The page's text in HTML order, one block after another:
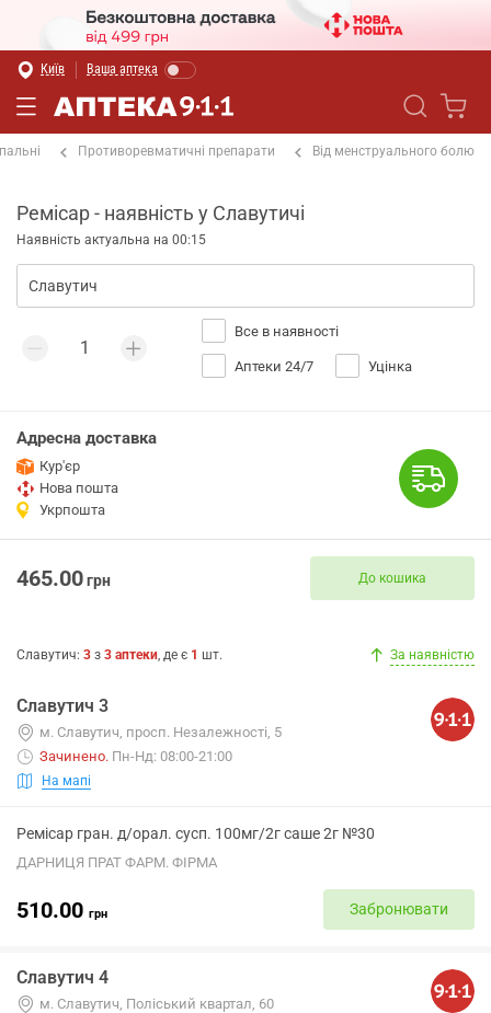
Київ Ваша аптека
Противоревматичні препарати Від менструального болю
Ремісар - наявність у Славутичі
Наявність актуальна на 00:15
Все в наявності
Аптеки 24/7 Уцінка
Адресна доставка
Кур'єр
Нова пошта
Укрпошта
465.00грн До кошика
Славутич: 3 з 3 аптеки, де є 1 шт. За наявністю
Славутич 3
м. Славутич, просп. Незалежності, 5
Зачинено. Пн-Нд: 08:00-21:00
На мапі
Ремісар гран. д/орал. сусп. 100мг/2г саше 2г №30
ДАРНИЦЯ ПРАТ ФАРМ. ФІРМА
510.00 грн Забронювати
Славутич 4
м. Славутич, Поліський квартал, 60